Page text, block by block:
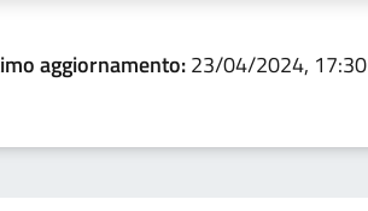
aggiornamento:23/04/2024, 17:30